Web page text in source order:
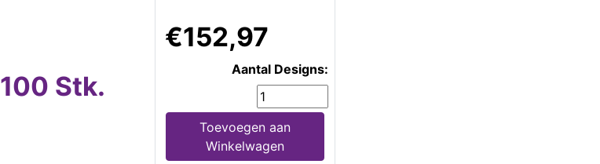
100 Stk.
€152,97
Aantal Designs:
Toevoegen aan
Winkelwagen